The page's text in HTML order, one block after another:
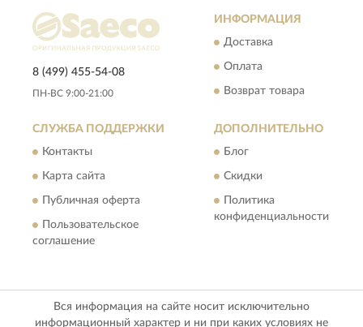
8 (499) 455-54-08
ПН-ВС 9:00-21:00
ИНФОРМАЦИЯ
Доставка
Оплата
Возврат товара
СЛУЖБА ПОДДЕРЖКИ
Контакты
Карта сайта
Публичная оферта
Пользовательское
соглашение
ДОПОЛНИТЕЛЬНО
Блог
Скидки
Политика
конфиденциальности
Вся информация на сайте носит исключительно
информационный характер и ни при каких условиях не